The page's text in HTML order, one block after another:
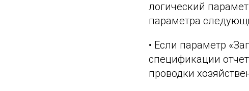
логический
параметра
• Если параметр
спецификации
проводки